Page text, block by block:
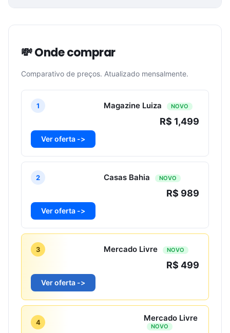
💸 Onde comprar
Comparativo de preços. Atualizado mensalmente.
1 Magazine Luiza NOVO
R$ 1,499
Ver oferta ->
2 Casas Bahia NOVO
R$ 989
Ver oferta ->
3 Mercado Livre NOVO
R$ 499
Ver oferta ->
4 Mercado Livre
NOVO